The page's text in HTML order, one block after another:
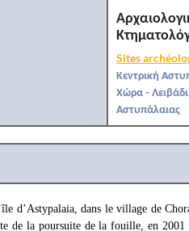
Sites
Κεντρική
Χώρα - Λειβάδι
Αστυπάλαιας
d’Astypalaia, dans le village de
de la poursuite de la fouille, en 2001